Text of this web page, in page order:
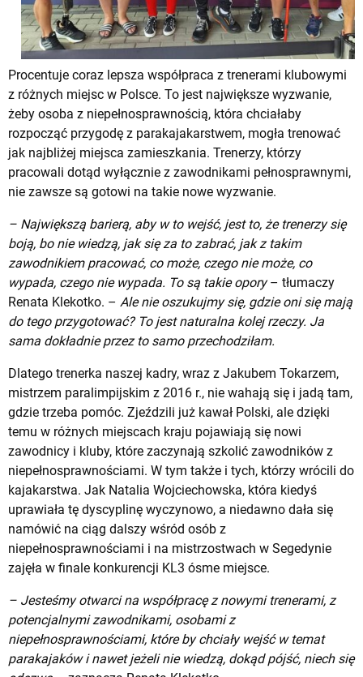
Procentuje coraz lepsza współpraca z trenerami klubowymi
z różnych miejsc w Polsce. To jest największe wyzwanie,
żeby osoba z niepełnosprawnością, która chciałaby
rozpocząć przygodę z parakajakarstwem, mogła trenować
jak najbliżej miejsca zamieszkania. Trenerzy, którzy
pracowali dotąd wyłącznie z zawodnikami pełnosprawnymi,
nie zawsze są gotowi na takie nowe wyzwanie.
– Największą barierą, aby w to wejść, jest to, że trenerzy się
boją, bo nie wiedzą, jak się za to zabrać, jak z takim
zawodnikiem pracować, co może, czego nie może, co
wypada, czego nie wypada. To są takie opory– tłumaczy
Renata Klekotko. – Ale nie oszukujmy się, gdzie oni się mają
do tego przygotować? To jest naturalna kolej rzeczy. Ja
sama dokładnie przez to samo przechodziłam.
Dlatego trenerka naszej kadry, wraz z Jakubem Tokarzem,
mistrzem paralimpijskim z 2016 r., nie wahają się i jadą tam,
gdzie trzeba pomóc. Zjeździli już kawał Polski, ale dzięki
temu w różnych miejscach kraju pojawiają się nowi
zawodnicy i kluby, które zaczynają szkolić zawodników z
niepełnosprawnościami. W tym także i tych, którzy wrócili do
kajakarstwa. Jak Natalia Wojciechowska, która kiedyś
uprawiała tę dyscyplinę wyczynowo, a niedawno dała się
namówić na ciąg dalszy wśród osób z
niepełnosprawnościami i na mistrzostwach w Segedynie
zajęła w finale konkurencji KL3 ósme miejsce.
– Jesteśmy otwarci na współpracę z nowymi trenerami, z
potencjalnymi zawodnikami, osobami z
niepełnosprawnościami, które by chciały wejść w temat
parakajaków i nawet jeżeli nie wiedzą, dokąd pójść, niech się